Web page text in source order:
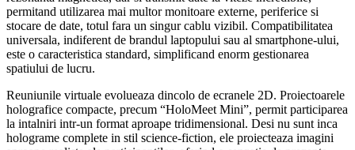
permitand utilizarea mai multor monitoare externe, periferice si
stocare de date, totul fara un singur cablu vizibil. Compatibilitatea
universala, indiferent de brandul laptopului sau al smartphone-ului,
este o caracteristica standard, simplificand enorm gestionarea
spatiului de lucru.
Reuniunile virtuale evolueaza dincolo de ecranele 2D. Proiectoarele
holografice compacte, precum “HoloMeet Mini”, permit participarea
la intalniri intr-un format aproape tridimensional. Desi nu sunt inca
holograme complete in stil science-fiction, ele proiecteaza imagini